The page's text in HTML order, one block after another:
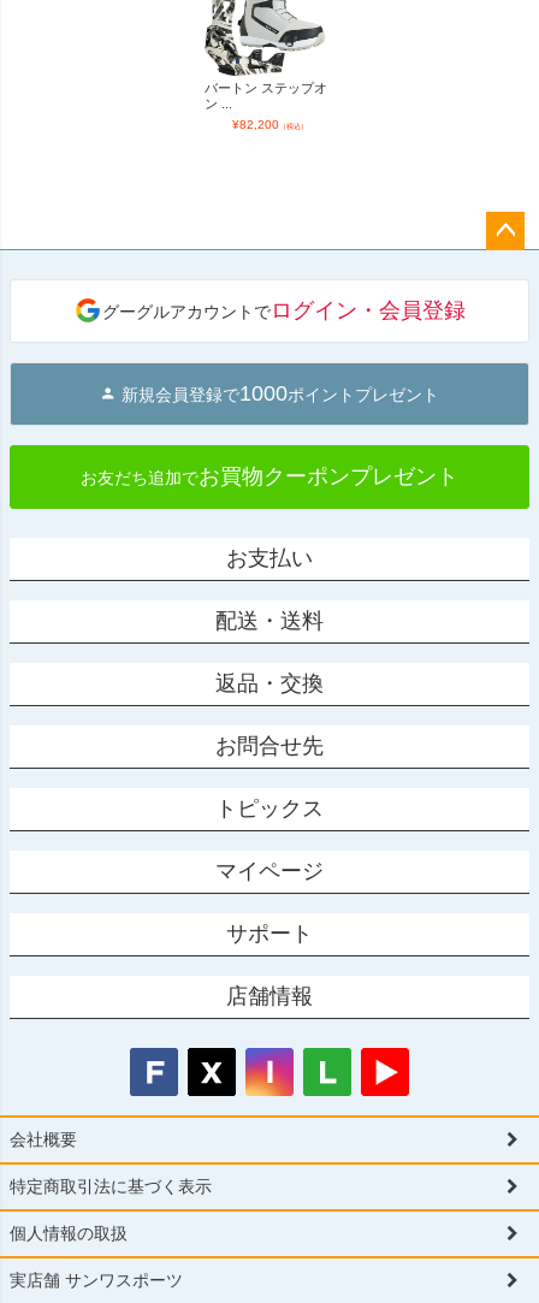
バートン ステップオ
ン ...
¥82,200（税込）
へ
グーグルアカウントでログイン・会員登録
新規会員登録で1000ポイントプレゼント
お友だち追加でお買物クーポンプレゼント
お支払い
配送・送料
返品・交換
お問合せ先
トピックス
マイページ
サポート
店舗情報
会社概要
特定商取引法に基づく表示
個人情報の取扱
実店舗 サンワスポーツ